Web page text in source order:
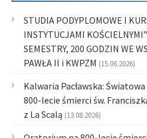
STUDIA PODYPLOMOWE I
INSTYTUCJAMI
SEMESTRY, 200 GODZIN WE
PAWŁA II i KWPZM (15.06.2026)
Kalwaria Pacławska:
800-lecie śmierci św.
z La Scalą (13.08.2026)